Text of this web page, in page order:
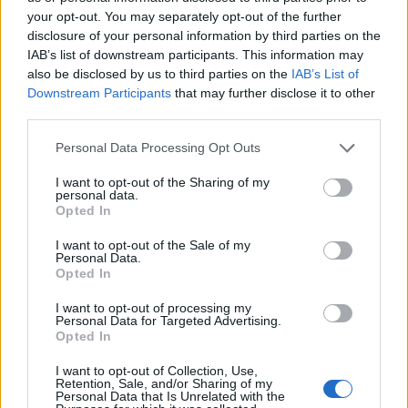
your opt-out. You may separately opt-out of the further
disclosure of your personal information by third parties on the
IAB’s list of downstream participants. This information may
also be disclosed by us to third parties on the IAB’s List of
Downstream Participants that may further disclose it to other
Personal Data Processing Opt Outs
I want to opt-out of the Sharing of my
personal data.
Opted In
I want to opt-out of the Sale of my
Personal Data.
Opted In
I want to opt-out of processing my
Personal Data for Targeted Advertising.
Opted In
I want to opt-out of Collection, Use,
Retention, Sale, and/or Sharing of my
Personal Data that Is Unrelated with the
Har du vært borti
Sjøbakken-hølet? Se
lesernes bilder.
22 timer siden
Se opptak fra Stuggu
Backyard Ultra 2026
5 dager siden
Ellevill avslutning: – Jeg